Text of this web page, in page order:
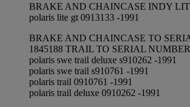
BRAKE AND CHAINCASE INDY
polaris lite gt 0913133 -1991
BRAKE AND CHAINCASE TO
1845188 TRAIL TO SERIAL
polaris swe trail deluxe s910262 -1991
polaris swe trail s910761 -1991
polaris trail 0910761 -1991
polaris trail deluxe 0910262 -1991